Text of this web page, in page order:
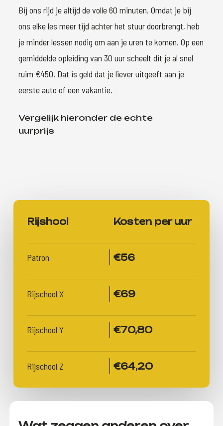
Bij ons rijd je altijd de volle 60 minuten. Omdat je bij
ons elke les meer tijd achter het stuur doorbrengt, heb
je minder lessen nodig om aan je uren te komen. Op een
gemiddelde opleiding van 30 uur scheelt dit je al snel
ruim €450. Dat is geld dat je liever uitgeeft aan je
eerste auto of een vakantie.
Vergelijk hieronder de echte
uurprijs
Rijshool Kosten per uur
Patron €56
Rijschool X €69
Rijschool Y €70,80
Rijschool Z €64,20